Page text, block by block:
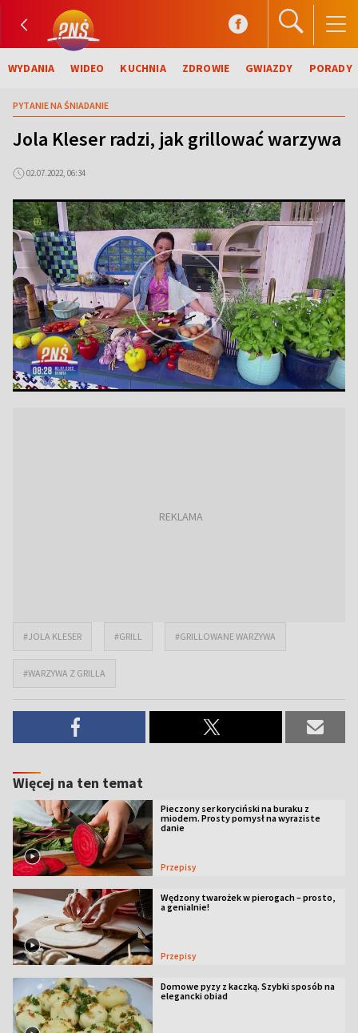
WYDANIA WIDEO KUCHNIA ZDROWIE GWIAZDY PORADY
PYTANIE NA ŚNIADANIE
Jola Kleser radzi, jak grillować warzywa
02.07.2022, 06:34
#JOLA KLESER #GRILL #GRILLOWANE WARZYWA
#WARZYWA Z GRILLA
Więcej na ten temat
Pieczony ser koryciński na buraku z
miodem. Prosty pomysł na wyraziste
danie
Przepisy
Wędzony twarożek w pierogach – prosto,
a genialnie!
Przepisy
Domowe pyzy z kaczką. Szybki sposób na
elegancki obiad